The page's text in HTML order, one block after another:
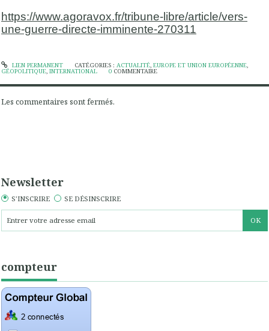
https://www.agoravox.fr/tribune-libre/article/vers-
une-guerre-directe-imminente-270311
LIEN PERMANENT CATÉGORIES : ACTUALITÉ, EUROPE ET UNION EUROPÉENNE,
GÉOPOLITIQUE, INTERNATIONAL 0 COMMENTAIRE
Les commentaires sont fermés.
Newsletter
S'INSCRIRE SE DÉSINSCRIRE
compteur